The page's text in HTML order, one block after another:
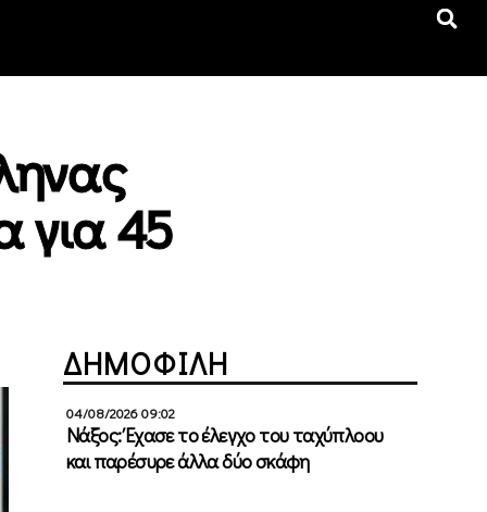
για 45
ΔΗΜΟΦΙΛΗ
04/08/2026 09:02
Νάξος: Έχασε το έλεγχο του ταχύπλοου
και παρέσυρε άλλα δύο σκάφη